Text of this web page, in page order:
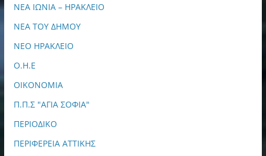
ΝΕΑ ΙΩΝΙΑ – ΗΡΑΚΛΕΙΟ
ΝΕΑ ΤΟΥ ΔΗΜΟΥ
ΝΕΟ ΗΡΑΚΛΕΙΟ
Ο.Η.Ε
ΟΙΚΟΝΟΜΙΑ
Π.Π.Σ "ΑΓΙΑ ΣΟΦΙΑ"
ΠΕΡΙΟΔΙΚΟ
ΠΕΡΙΦΕΡΕΙΑ ΑΤΤΙΚΗΣ